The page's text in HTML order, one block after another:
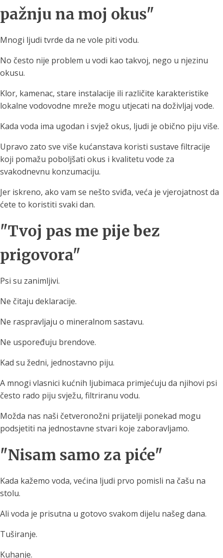
pažnju na moj okus"
Mnogi ljudi tvrde da ne vole piti vodu.
No često nije problem u vodi kao takvoj, nego u njezinu
okusu.
Klor, kamenac, stare instalacije ili različite karakteristike
lokalne vodovodne mreže mogu utjecati na doživljaj vode.
Kada voda ima ugodan i svjež okus, ljudi je obično piju više.
Upravo zato sve više kućanstava koristi sustave filtracije
koji pomažu poboljšati okus i kvalitetu vode za
svakodnevnu konzumaciju.
Jer iskreno, ako vam se nešto sviđa, veća je vjerojatnost da
ćete to koristiti svaki dan.
"Tvoj pas me pije bez
prigovora"
Psi su zanimljivi.
Ne čitaju deklaracije.
Ne raspravljaju o mineralnom sastavu.
Ne uspoređuju brendove.
Kad su žedni, jednostavno piju.
A mnogi vlasnici kućnih ljubimaca primjećuju da njihovi psi
često rado piju svježu, filtriranu vodu.
Možda nas naši četveronožni prijatelji ponekad mogu
podsjetiti na jednostavne stvari koje zaboravljamo.
"Nisam samo za piće"
Kada kažemo voda, većina ljudi prvo pomisli na čašu na
stolu.
Ali voda je prisutna u gotovo svakom dijelu našeg dana.
Tuširanje.
Kuhanje.